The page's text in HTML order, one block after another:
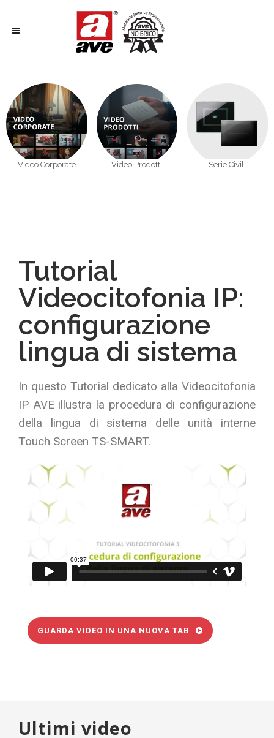
Video Corporate Video Prodotti Serie Civili
Tutorial
Videocitofonia IP:
configurazione
lingua di sistema
In questo Tutorial dedicato alla Videocitofonia
IP AVE illustra la procedura di configurazione
della lingua di sistema delle unità interne
Touch Screen TS-SMART.
GUARDA VIDEO IN UNA NUOVA TAB
Ultimi video